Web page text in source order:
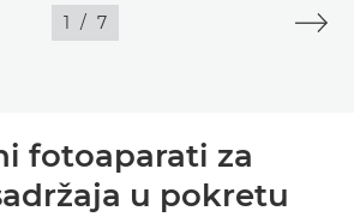
1 / 7
fotoaparati za
u pokretu